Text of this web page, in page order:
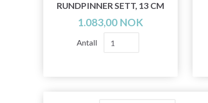
RUNDPINNER SETT, 13 CM
1.083,00 NOK
Antall